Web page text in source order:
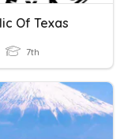
Of Texas
7th